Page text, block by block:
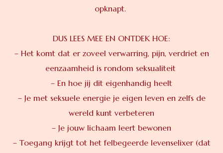
opknapt.
DUS LEES MEE EN ONTDEK HOE:
– Het komt dat er zoveel verwarring, pijn, verdriet en
eenzaamheid is rondom seksualiteit
– En hoe jij dit eigenhandig heelt
– Je met seksuele energie je eigen leven en zelfs de
wereld kunt verbeteren
– Je jouw lichaam leert bewonen
– Toegang krijgt tot het felbegeerde levenselixer (dat